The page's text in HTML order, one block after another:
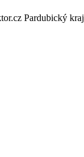
Pardubický kraj